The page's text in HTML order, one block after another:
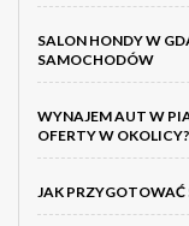
SALON HONDY W
SAMOCHODÓW
WYNAJEM AUT W
OFERTY W OKOLICY?
JAK